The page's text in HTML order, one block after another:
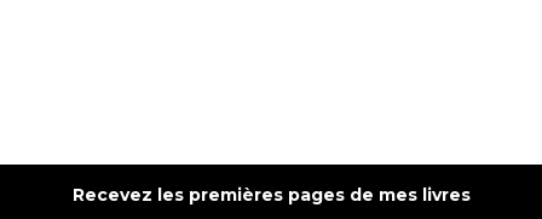
Recevez les premières pages de mes livres